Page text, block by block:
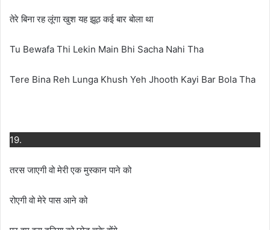
तेरे बिना रह लूंगा खुश यह झूठ कई बार बोला था
Tu Bewafa Thi Lekin Main Bhi Sacha Nahi Tha
Tere Bina Reh Lunga Khush Yeh Jhooth Kayi Bar Bola Tha
19.
तरस जाएगी वो मेरी एक मुस्कान पाने को
रोएगी वो मेरे पास आने को